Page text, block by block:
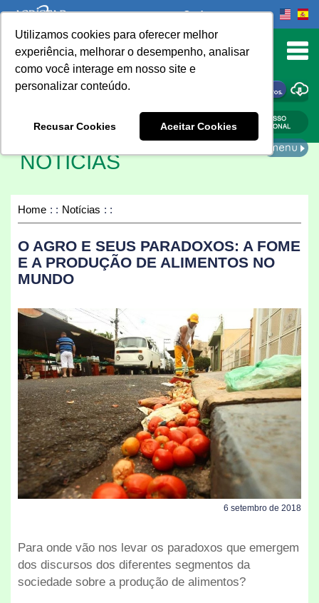
Utilizamos cookies para oferecer melhor
experiência, melhorar o desempenho, analisar
como você interage em nosso site e
personalizar conteúdo.
Recusar Cookies Aceitar Cookies
to Content
Onde comprar
ONDE COMPRAR
NOTÍCIAS
Home Notícias
O AGRO E SEUS PARADOXOS: A FOME
E A PRODUÇÃO DE ALIMENTOS NO
MUNDO
6 setembro de 2018
Para onde vão nos levar os paradoxos que emergem
dos discursos dos diferentes segmentos da
sociedade sobre a produção de alimentos?